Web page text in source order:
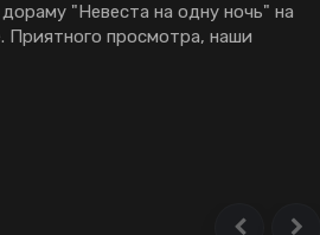
Сингапур
"Невеста на одну ночь" на
Приятного просмотра, наши